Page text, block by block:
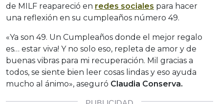
de MILF reapareció en redes sociales para hacer
una reflexión en su cumpleaños número 49.
«Ya son 49. Un Cumpleaños donde el mejor regalo
es… estar viva! Y no solo eso, repleta de amor y de
buenas vibras para mi recuperación. Mil gracias a
todos, se siente bien leer cosas lindas y eso ayuda
mucho al ánimo», aseguró Claudia Conserva.